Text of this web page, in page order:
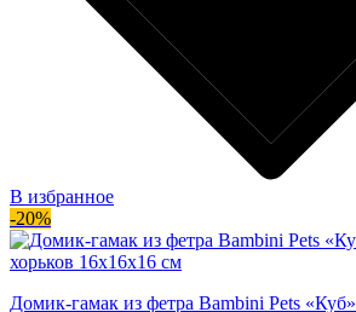
В избранное
-20%
Домик-гамак из фетра Bambini Pets